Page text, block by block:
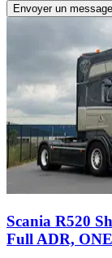
Envoyer un message
Scania R520
Full ADR,